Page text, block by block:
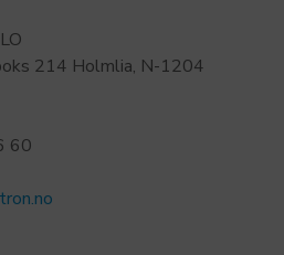
214 Holmlia, N-1204
60